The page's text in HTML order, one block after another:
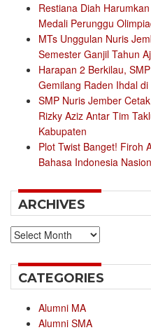
Restiana Diah
Medali Perunggu
MTs Unggulan Nuris
Semester Ganjil Tahun
Harapan 2 Berkilau,
Gemilang Raden Ihdal
SMP Nuris Jember
Rizky Aziz Antar Tim
Kabupaten
Plot Twist Banget! Firoh
Bahasa Indonesia
ARCHIVES
Archives
CATEGORIES
Alumni MA
Alumni SMA